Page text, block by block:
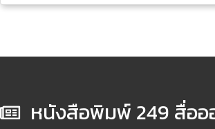
หนังสือพิมพ์ 249 สื่ออ